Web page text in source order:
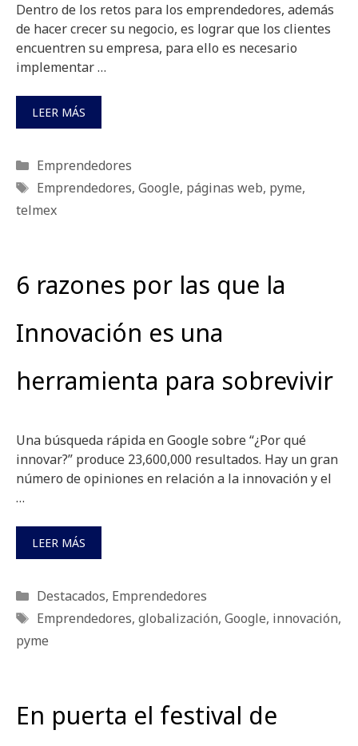
Dentro de los retos para los emprendedores, además
de hacer crecer su negocio, es lograr que los clientes
encuentren su empresa, para ello es necesario
implementar …
LEER MÁS
Categorías
Emprendedores
Etiquetas
Emprendedores, Google, páginas web, pyme,
telmex
6 razones por las que la
Innovación es una
herramienta para sobrevivir
Una búsqueda rápida en Google sobre “¿Por qué
innovar?” produce 23,600,000 resultados. Hay un gran
número de opiniones en relación a la innovación y el
…
LEER MÁS
Categorías
Destacados, Emprendedores
Etiquetas
Emprendedores, globalización, Google, innovación,
pyme
En puerta el festival de